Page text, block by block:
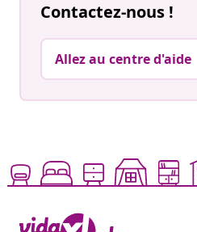
Contactez-nous !
Allez au centre d'aide